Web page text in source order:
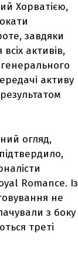
Хорватією,
завдяки
активів,
активу
огляд,
Romance. Із
не
з боку
треті